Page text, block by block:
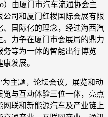
）由厦门市汽车流通协会主
司和厦门红楼国际会展有限
国际化的理念，经过海西汽
力争在厦门市会展局的鼎力
等为一体的智能出行博览
发展。
为主题，论坛会议，展览和动
与互动体验三位一体，亮点
联和新能源汽车及产业链上